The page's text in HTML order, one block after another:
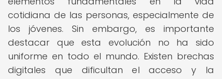
cotidiana de las personas, especialmente de
los jóvenes. Sin embargo, es importante
destacar que esta evolución no ha sido
uniforme en todo el mundo. Existen brechas
digitales que dificultan el acceso y la